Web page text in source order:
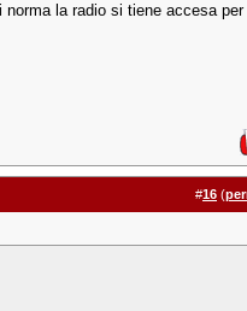
la radio si tiene accesa per
#16 (